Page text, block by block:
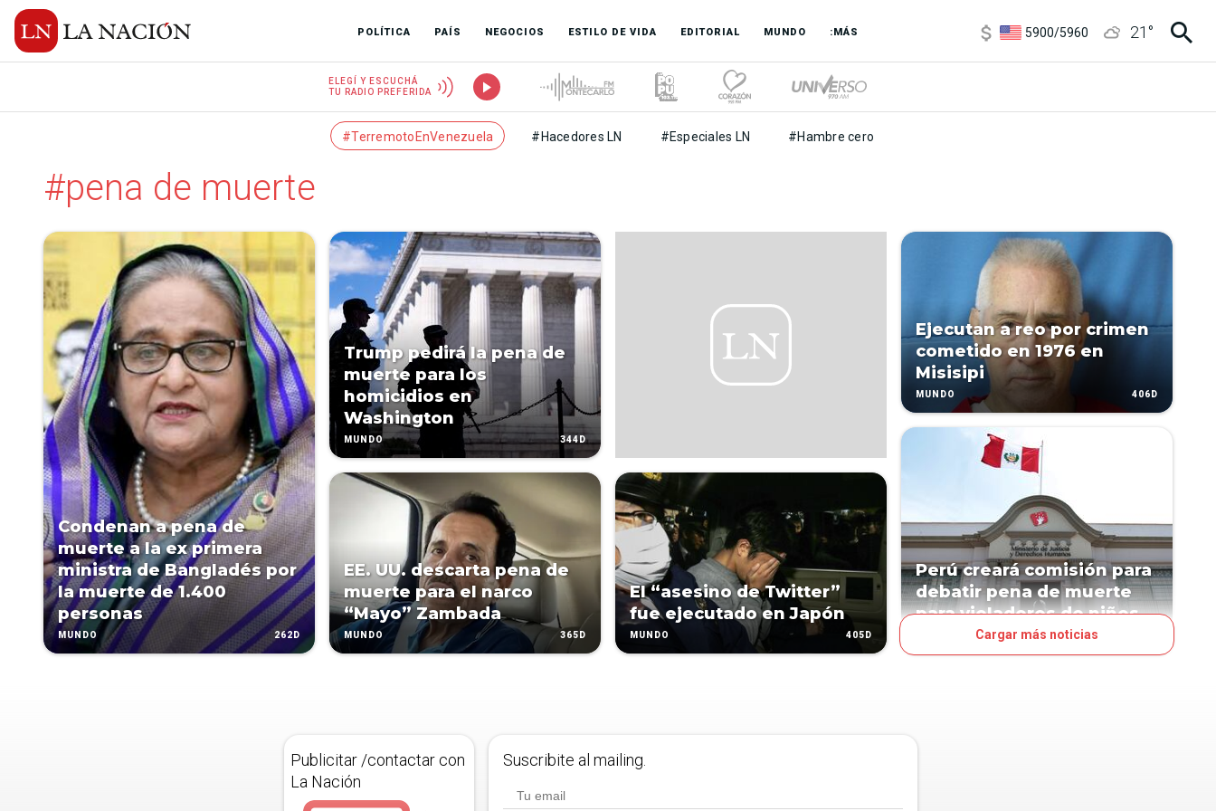
POLÍTICA PAÍS NEGOCIOS ESTILO DE VIDA EDITORIAL MUNDO :MÁS
5900/5960
21 °
ELEGÍ Y ESCUCHÁ
TU RADIO PREFERIDA
#TerremotoEnVenezuela #Hacedores LN #Especiales LN #Hambre cero
#pena de muerte
Condenan a pena de
muerte a la ex primera
ministra de Bangladés por
la muerte de 1.400
personas
MUNDO 262D
Trump pedirá la pena de
muerte para los
homicidios en
Washington
MUNDO 344D
EE. UU. descarta pena de
muerte para el narco
“Mayo” Zambada
MUNDO 365D
El “asesino de Twitter”
fue ejecutado en Japón
MUNDO 405D
Ejecutan a reo por crimen
cometido en 1976 en
Misisipi
MUNDO 406D
Perú creará comisión para
debatir pena de muerte
para violadores de niños
Cargar más noticias
Publicitar /contactar con
La Nación
Suscribite al mailing.